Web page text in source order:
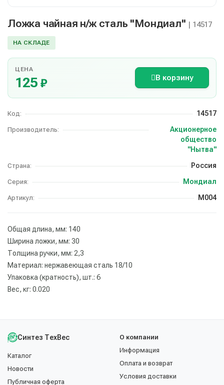
Ложка чайная н/ж сталь "Мондиал" | 14517
НА СКЛАДЕ
ЦЕНА
125 ₽ В корзину
Код: 14517
Производитель:
Акционерное
общество
"Нытва"
Страна: Россия
Серия: Мондиал
Артикул: М004
Общая длина, мм: 140
Ширина ложки, мм: 30
Толщина ручки, мм: 2,3
Материал: нержавеющая сталь 18/10
Упаковка (кратность), шт.: 6
Вес, кг: 0.020
Синтез ТехВес
Каталог
Новости
Публичная оферта
О компании
Информация
Оплата и возврат
Условия доставки